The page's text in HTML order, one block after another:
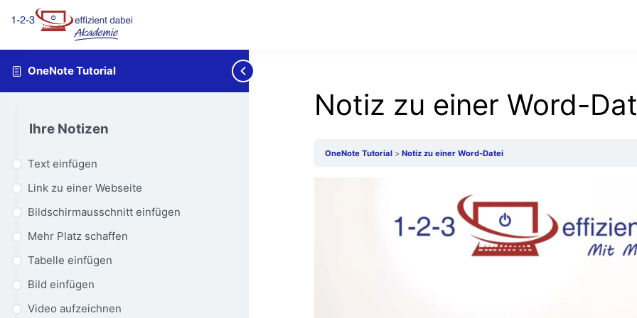
OneNote Tutorial
Ihre Notizen
Text einfügen
Link zu einer Webseite
Bildschirmausschnitt einfügen
Mehr Platz schaffen
Tabelle einfügen
Bild einfügen
Video aufzeichnen
Notiz zu einer Word-
OneNote Tutorial Notiz zu einer Word-Datei